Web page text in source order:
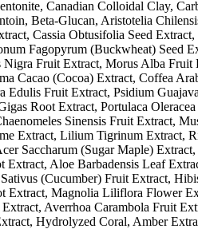
Canadian Colloidal Clay,
Beta-Glucan, Aristotelia
Cassia Obtusifolia Seed Extract,
Fagopyrum (Buckwheat) Seed
Fruit Extract, Morus Alba Fruit
Cacao (Cocoa) Extract, Coffea
Edulis Fruit Extract, Psidium
Root Extract, Portulaca
Sinensis Fruit Extract,
Extract, Lilium Tigrinum Extract,
Saccharum (Sugar Maple)
Aloe Barbadensis Leaf
(Cucumber) Fruit Extract,
Extract, Magnolia Liliflora Flower
Averrhoa Carambola Fruit
Hydrolyzed Coral, Amber